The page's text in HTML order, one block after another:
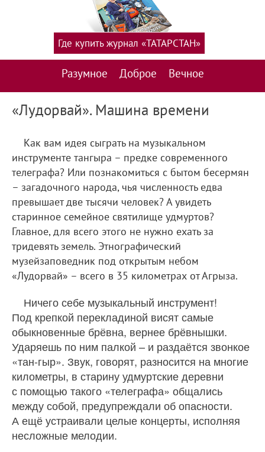
Разумное Доброе Вечное
Где купить журнал «ТАТАРСТАН»
«Лудорвай». Машина времени
Как вам идея сыграть на музыкальном
инструменте тангыра – предке современного
телеграфа? Или познакомиться с бытом бесермян
– загадочного народа, чья численность едва
превышает две тысячи человек? А увидеть
старинное семейное святилище удмуртов?
Главное, для всего этого не нужно ехать за
тридевять земель. Этнографический
музейзаповедник под открытым небом
«Лудорвай» – всего в 35 километрах от Агрыза.
Ничего себе музыкальный инструмент!
Под крепкой перекладиной висят самые
обыкновенные брёвна, вернее брёвнышки.
Ударяешь по ним палкой – и раздаётся звонкое
«тан-гыр». Звук, говорят, разносится на многие
километры, в старину удмуртские деревни
с помощью такого «телеграфа» общались
между собой, предупреждали об опасности.
А ещё устраивали целые концерты, исполняя
несложные мелодии.